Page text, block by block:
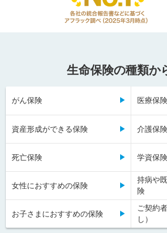
生命保険の種類か
がん保険 医療保険
資産形成ができる保険 介護保険
死亡保険 学資保険
女性におすすめの保険
持病や
険
お子さまにおすすめの保険
ご契約
し）